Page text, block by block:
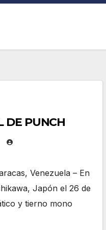
DE PUNCH
Venezuela – En
Japón el 26 de
y tierno mono